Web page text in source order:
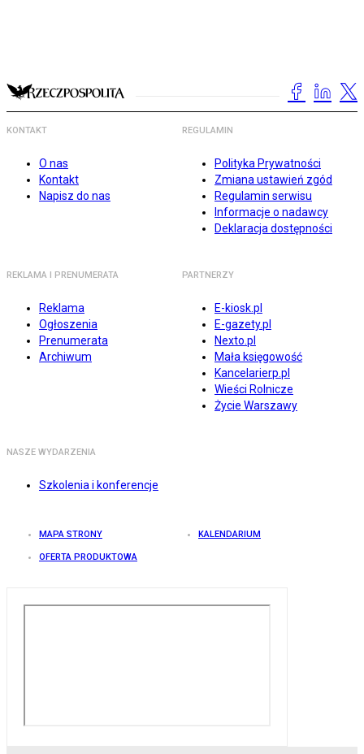
KONTAKT
O nas
Kontakt
Napisz do nas
REGULAMIN
Polityka Prywatności
Zmiana ustawień zgód
Regulamin serwisu
Informacje o nadawcy
Deklaracja dostępności
REKLAMA I PRENUMERATA
Reklama
Ogłoszenia
Prenumerata
Archiwum
PARTNERZY
E-kiosk.pl
E-gazety.pl
Nexto.pl
Mała księgowość
Kancelarierp.pl
Wieści Rolnicze
Życie Warszawy
NASZE WYDARZENIA
Szkolenia i konferencje
MAPA STRONY KALENDARIUM
OFERTA PRODUKTOWA